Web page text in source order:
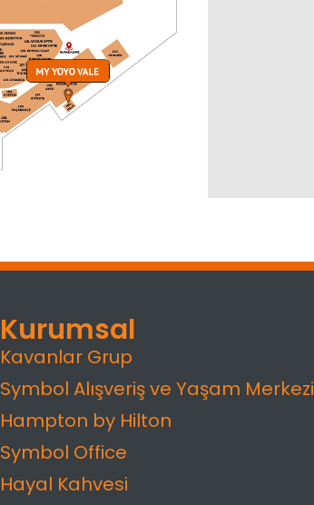
Kurumsal
Kavanlar Grup
Symbol Alışveriş ve Yaşam Merkezi
Hampton by Hilton
Symbol Office
Hayal Kahvesi